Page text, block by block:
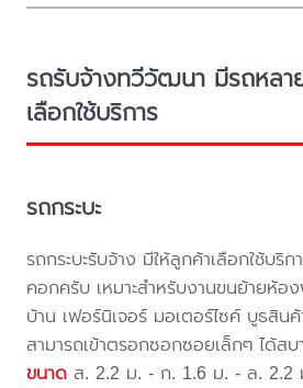
รถรับจ้างทวีวัฒนา มีรถหลา
เลือกใช้บริการ
รถกระบะ
รถกระบะรับจ้าง มีให้ลูกค้าเลือกใช้บริ
คอกครับ เหมาะสำหรับงานขนย้ายห้
บ้าน เฟอร์นิเจอร์ มอเตอร์ไซค์ บูธสิน
สามารถเข้าตรอกซอกซอยเล็กๆ ได้ส
ขนาด ส. 2.2 ม. - ก. 1.6 ม. - ล. 2.2